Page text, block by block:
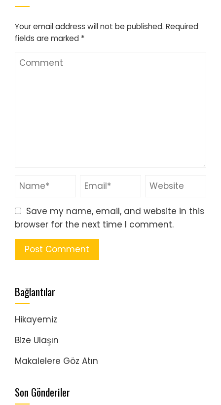
Your email address will not be published. Required
fields are marked *
Save my name, email, and website in this
browser for the next time I comment.
Bağlantılar
Hikayemiz
Bize Ulaşın
Makalelere Göz Atın
Son Gönderiler